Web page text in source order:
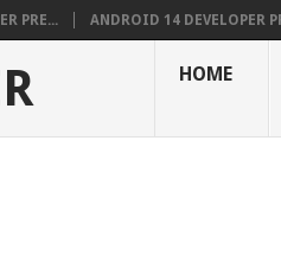
PRE... ANDROID 14 DEVELOPER
HOME